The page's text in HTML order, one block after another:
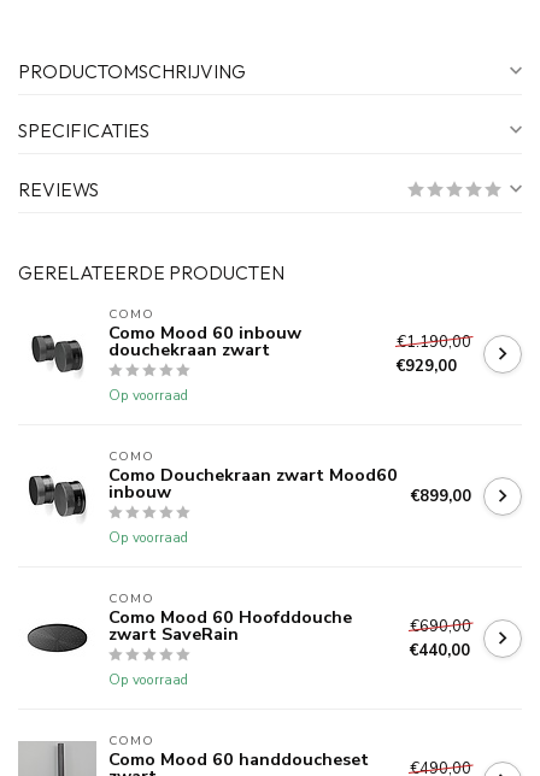
PRODUCTOMSCHRIJVING
SPECIFICATIES
REVIEWS
GERELATEERDE PRODUCTEN
COMO
Como Mood 60 inbouw
douchekraan zwart
Op voorraad
€1.190,00
€929,00
COMO
Como Douchekraan zwart Mood60
inbouw
Op voorraad
€899,00
COMO
Como Mood 60 Hoofddouche
zwart SaveRain
Op voorraad
€690,00
€440,00
COMO
Como Mood 60 handdoucheset €490,00